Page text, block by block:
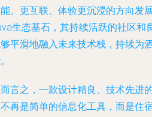
、更互联、体验更沉浸的方向发
生态基石，其持续活跃的社区和
平滑地融入未来技术栈，持续为
言之，一款设计精良、技术先进
再是简单的信息化工具，而是住